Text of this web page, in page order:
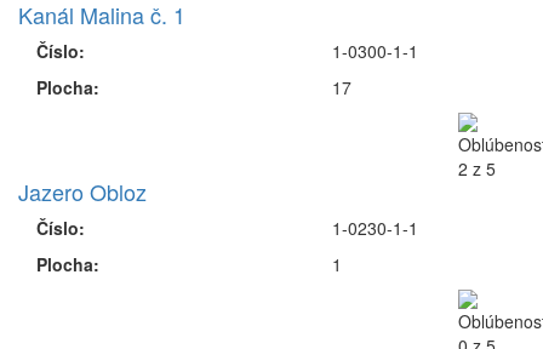
Spočítaj 6 a 6 = ???
Komentáre
(nahodných max